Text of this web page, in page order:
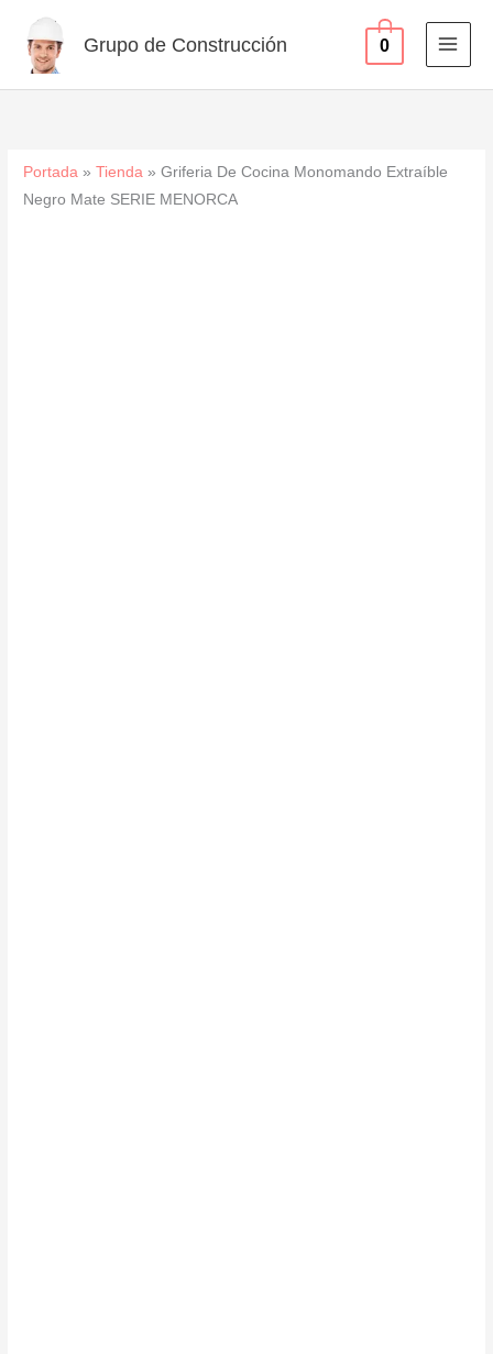
contenido
Grupo de Construcción 0
Portada »Tienda »Griferia De Cocina Monomando Extraíble
Negro Mate SERIE MENORCA
Mate
SERIE